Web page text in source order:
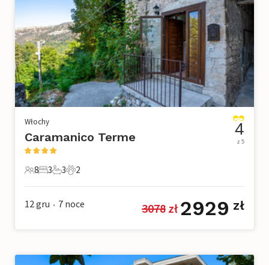
Włochy
Caramanico Terme
8 Goście
8
3 Sypialnie
3
3 Łazienki
3
2 Zwierzęta domowe
2
4
z 5
12 gru • 7 noce 3078 zł 2929 zł